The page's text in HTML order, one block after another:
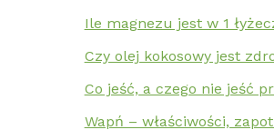
Ile magnezu jest w 1
Czy olej kokosowy jest
Co jeść, a czego nie jeść
Wapń – właściwości,